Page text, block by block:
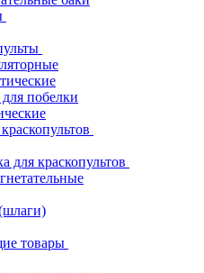
побелки
для краскопультов
товары